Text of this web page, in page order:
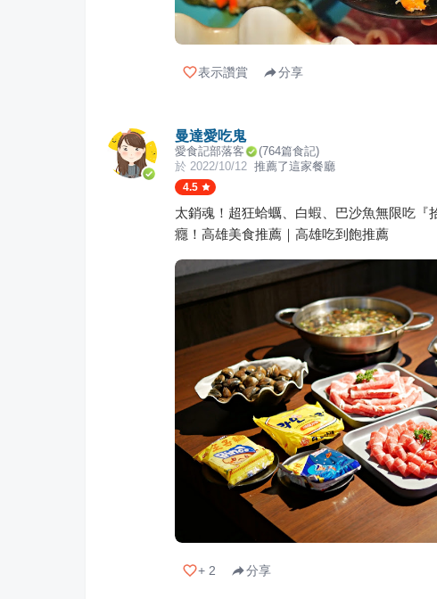
表示讚賞 分享
曼達愛吃鬼
愛食記部落客 (764篇食記)
於 2022/10/12 推薦了這家餐廳
4.5
太銷魂！超狂蛤蠣、白蝦、巴沙魚無限吃
癮！高雄美食推薦｜高雄吃到飽推薦
+ 2 分享